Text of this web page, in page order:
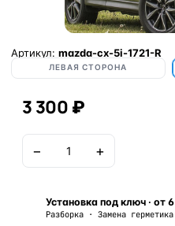
Артикул: mazda-cx-5i-1721-R
ЛЕВАЯ СТОРОНА
3 300 ₽
− +
Установка под ключ · от
Разборка · Замена